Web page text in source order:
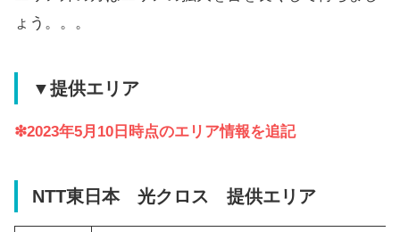
ょう。。。
▼提供エリア
❇︎2023年5月10日時点のエリア情報を追記
NTT東日本 光クロス 提供エリア